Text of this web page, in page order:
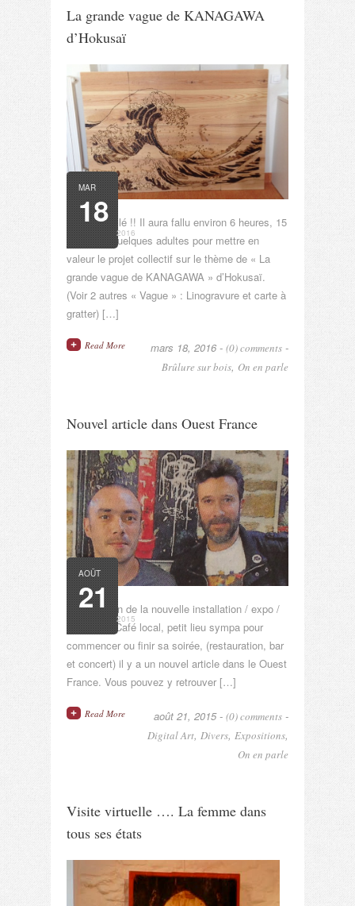
La grande vague de KANAGAWA
d’Hokusaï
MAR
18
2016
Projet bouclé !! Il aura fallu environ 6 heures, 15
jeunes et quelques adultes pour mettre en
valeur le projet collectif sur le thème de « La
grande vague de KANAGAWA » d’Hokusaï.
(Voir 2 autres « Vague » : Linogravure et carte à
gratter) […]
Read More mars 18, 2016 - (0) comments -
Brûlure sur bois, On en parle
Nouvel article dans Ouest France
AOÛT
21
2015
A l’occasion de la nouvelle installation / expo /
ventes au Café local, petit lieu sympa pour
commencer ou finir sa soirée, (restauration, bar
et concert) il y a un nouvel article dans le Ouest
France. Vous pouvez y retrouver […]
Read More août 21, 2015 - (0) comments -
Digital Art, Divers, Expositions,
On en parle
Visite virtuelle …. La femme dans
tous ses états